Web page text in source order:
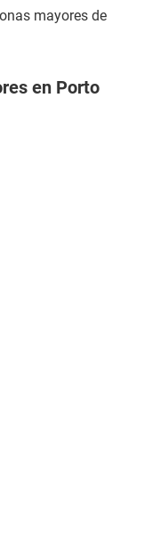
mayores de
en Porto